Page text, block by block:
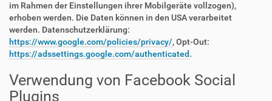
im Rahmen der Einstellungen ihrer Mobilgeräte vollzogen),
erhoben werden. Die Daten können in den USA verarbeitet
werden. Datenschutzerklärung:
https://www.google.com/policies/privacy/, Opt-Out:
https://adssettings.google.com/authenticated.
Verwendung von Facebook Social
Plugins